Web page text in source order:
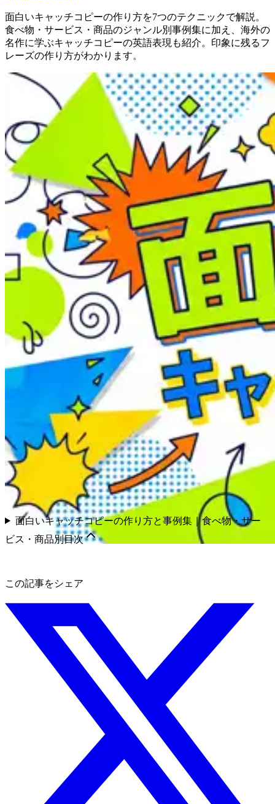
面白いキャッチコピーの作り方を7つのテクニックで解説。
食べ物・サービス・商品のジャンル別事例集に加え、海外の
名作に学ぶキャッチコピーの英語表現も紹介。印象に残るフ
レーズの作り方がわかります。
面白いキャッチコピーの作り方と事例集｜食べ物・サー
ビス・商品別目次
この記事をシェア